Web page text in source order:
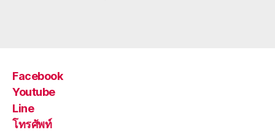
Facebook
Youtube
Line
โทรศัพท์